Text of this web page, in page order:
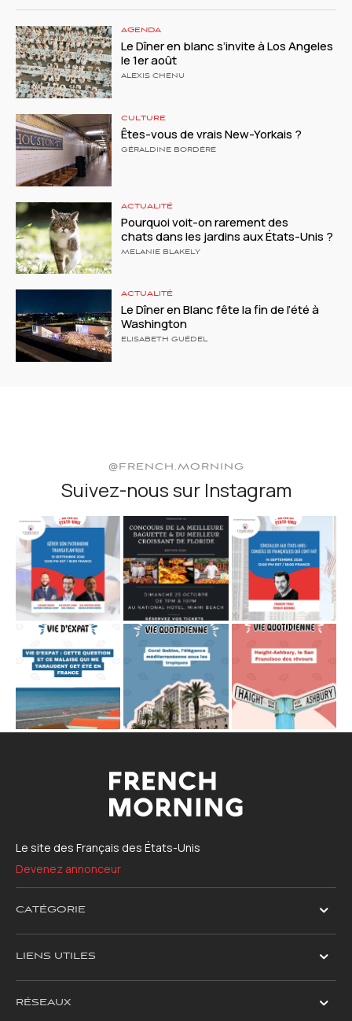
AGENDA
Le Dîner en blanc s’invite à Los Angeles
le 1er août
ALEXIS CHENU
CULTURE
Êtes-vous de vrais New-Yorkais ?
GÉRALDINE BORDÈRE
ACTUALITÉ
Pourquoi voit-on rarement des
chats dans les jardins aux États-Unis ?
MELANIE BLAKELY
ACTUALITÉ
Le Dîner en Blanc fête la fin de l’été à
Washington
ELISABETH GUÉDEL
@FRENCH.MORNING
Suivez-nous sur Instagram
Le site des Français des États-Unis
Devenez annonceur
CATÉGORIE
LIENS UTILES
RÉSEAUX